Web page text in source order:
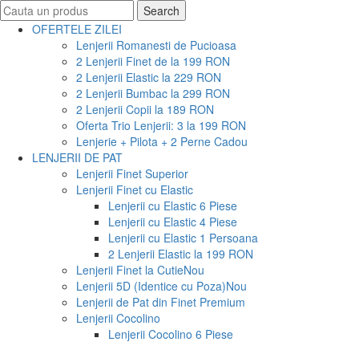
Search
for:
Search
OFERTELE ZILEI
Lenjerii Romanesti de Pucioasa
2 Lenjerii Finet de la 199 RON
2 Lenjerii Elastic la 229 RON
2 Lenjerii Bumbac la 299 RON
2 Lenjerii Copii la 189 RON
Oferta Trio Lenjerii: 3 la 199 RON
Lenjerie + Pilota + 2 Perne Cadou
LENJERII DE PAT
Lenjerii Finet Superior
Lenjerii Finet cu Elastic
Lenjerii cu Elastic 6 Piese
Lenjerii cu Elastic 4 Piese
Lenjerii cu Elastic 1 Persoana
2 Lenjerii Elastic la 199 RON
Lenjerii Finet la CutieNou
Lenjerii 5D (Identice cu Poza)Nou
Lenjerii de Pat din Finet Premium
Lenjerii Cocolino
Lenjerii Cocolino 6 Piese